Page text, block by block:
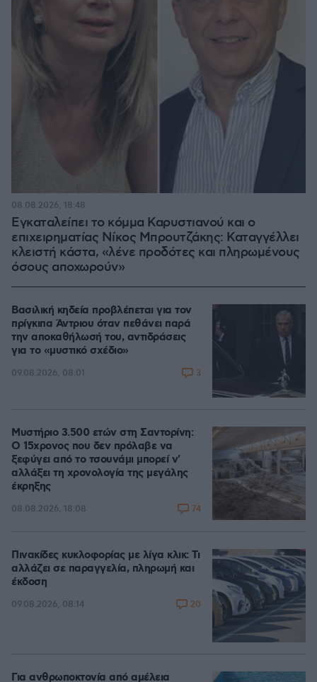
Εγκαταλείπει το κόμμα Καρυστιανού και ο
επιχειρηματίας Νίκος Μπρουτζάκης: Καταγγέλλει
κλειστή κάστα, «λένε προδότες και πληρωμένους
όσους αποχωρούν»
08.08.2026, 18:48
Βασιλική κηδεία προβλέπεται για τον
πρίγκιπα Άντριου όταν πεθάνει παρά
την αποκαθήλωσή του, αντιδράσεις
για το «μυστικό σχέδιο»
09.08.2026, 08:01 3
Μυστήριο 3.500 ετών στη Σαντορίνη:
Ο 15χρονος που δεν πρόλαβε να
ξεφύγει από το τσουνάμι μπορεί ν'
αλλάξει τη χρονολογία της μεγάλης
έκρηξης
08.08.2026, 18:08 74
Πινακίδες κυκλοφορίας με λίγα κλικ: Τι
αλλάζει σε παραγγελία, πληρωμή και
έκδοση
09.08.2026, 08:14 20
Για ανθρωποκτονία από αμέλεια